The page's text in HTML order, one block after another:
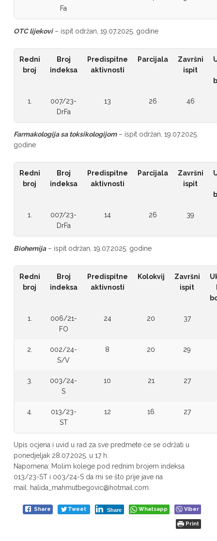
Fa
OTC lijekovi – ispit održan, 19.07.2025. godine
Redni
broj
Broj
indeksa
Predispitne
aktivnosti
Parcijala
Završni
ispit
1.
007/23-
DrFa
13 26 46
Farmakologija sa toksikologijom– ispit održan, 19.07.2025.
godine
Redni
broj
Broj
indeksa
Predispitne
aktivnosti
Parcijala
Završni
ispit
1.
007/23-
DrFa
14 26 39
Biohemija– ispit održan, 19.07.2025. godine
Redni
broj
Broj
indeksa
Predispitne
aktivnosti
Kolokvij
Završni
ispit
1.
006/21-
FO
24 20 37
2.
002/24-
S/V
8 20 29
3.
003/24-
S
10 21 27
4.
013/23-
ST
12 16 27
Upis ocjena i uvid u rad za sve predmete će se održati u
ponedjeljak 28.07.2025. u 17 h.
Napomena: Molim kolege pod rednim brojem indeksa
013/23-ST i 003/24-S da mi se što prije jave na
mail: halida_mahmutbegovic@hotmail.com.
Share Tweet Share Whatsapp Viber
Print